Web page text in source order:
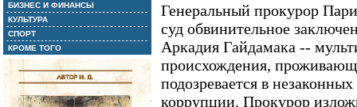
БИЗНЕС И ФИНАНСЫ
КУЛЬТУРА
СПОРТ
КРОМЕ ТОГО
Генеральный прокурор
суд обвинительное
Аркадия Гайдамака --
происхождения,
подозревается в
коррупции. Прокурор